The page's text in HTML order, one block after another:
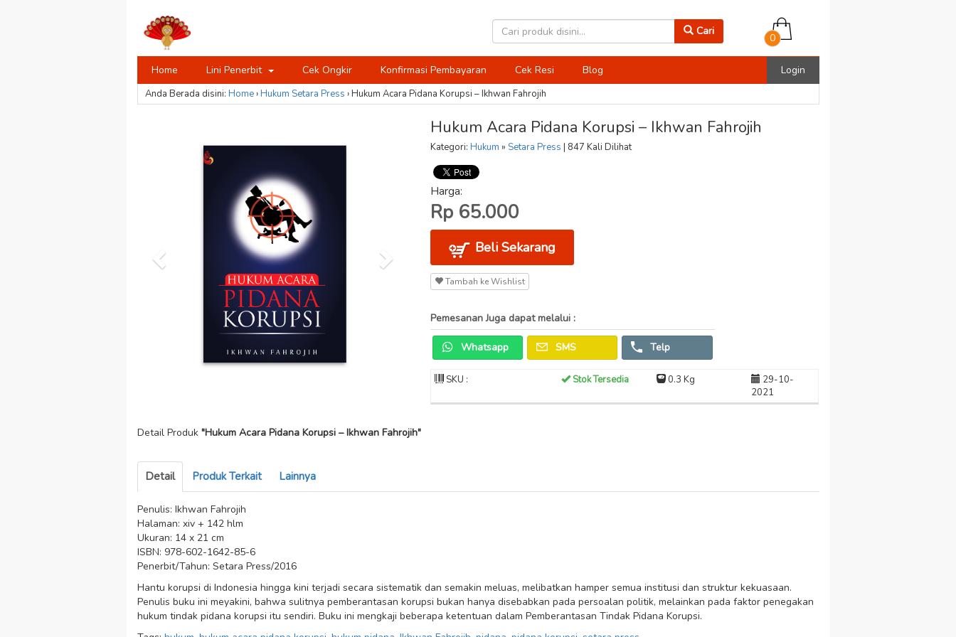
Cari
0
Home Lini Penerbit Cek Ongkir Konfirmasi Pembayaran Cek Resi Blog Login
Anda Berada disini: Home›Hukum Setara Press ›Hukum Acara Pidana Korupsi – Ikhwan Fahrojih
Hukum Acara Pidana Korupsi – Ikhwan Fahrojih
Kategori: Hukum » Setara Press | 847 Kali Dilihat
Harga:
Rp 65.000
Beli Sekarang
Tambah ke Wishlist
Pemesanan Juga dapat melalui :
Whatsapp SMS Telp
SKU : Stok Tersedia 0.3 Kg
29-10-
2021
Detail Produk "Hukum Acara Pidana Korupsi – Ikhwan Fahrojih"
Detail Produk Terkait Lainnya
Penulis: Ikhwan Fahrojih
Halaman: xiv + 142 hlm
Ukuran: 14 x 21 cm
ISBN: 978-602-1642-85-6
Penerbit/Tahun: Setara Press/2016
Hantu korupsi di Indonesia hingga kini terjadi secara sistematik dan semakin meluas, melibatkan hamper semua institusi dan struktur kekuasaan.
Penulis buku ini meyakini, bahwa sulitnya pemberantasan korupsi bukan hanya disebabkan pada persoalan politik, melainkan pada faktor penegakan
hukum tindak pidana korupsi itu sendiri. Buku ini mengkaji beberapa ketentuan dalam Pemberantasan Tindak Pidana Korupsi.